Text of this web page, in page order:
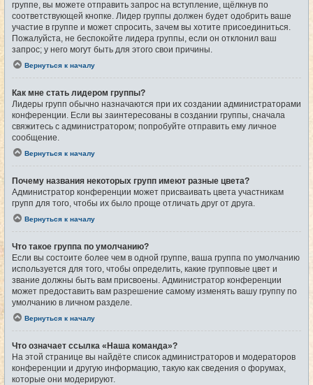
группе, вы можете отправить запрос на вступление, щёлкнув по
соответствующей кнопке. Лидер группы должен будет одобрить ваше
участие в группе и может спросить, зачем вы хотите присоединиться.
Пожалуйста, не беспокойте лидера группы, если он отклонил ваш
запрос; у него могут быть для этого свои причины.
Вернуться к началу
Как мне стать лидером группы?
Лидеры групп обычно назначаются при их создании администраторами
конференции. Если вы заинтересованы в создании группы, сначала
свяжитесь с администратором; попробуйте отправить ему личное
сообщение.
Вернуться к началу
Почему названия некоторых групп имеют разные цвета?
Администратор конференции может присваивать цвета участникам
групп для того, чтобы их было проще отличать друг от друга.
Вернуться к началу
Что такое группа по умолчанию?
Если вы состоите более чем в одной группе, ваша группа по умолчанию
используется для того, чтобы определить, какие групповые цвет и
звание должны быть вам присвоены. Администратор конференции
может предоставить вам разрешение самому изменять вашу группу по
умолчанию в личном разделе.
Вернуться к началу
Что означает ссылка «Наша команда»?
На этой странице вы найдёте список администраторов и модераторов
конференции и другую информацию, такую как сведения о форумах,
которые они модерируют.